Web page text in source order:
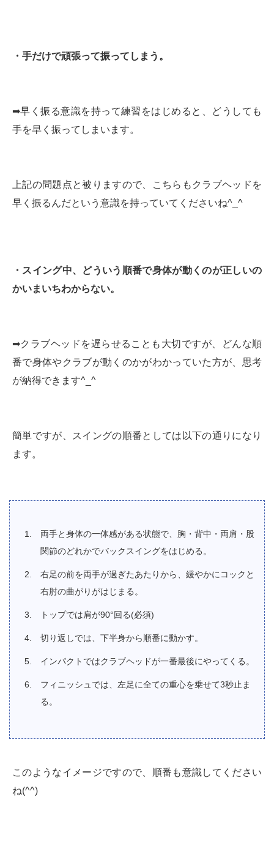
・手だけで頑張って振ってしまう。
➡︎早く振る意識を持って練習をはじめると、どうしても
手を早く振ってしまいます。
上記の問題点と被りますので、こちらもクラブヘッドを
早く振るんだという意識を持っていてくださいね^_^
・スイング中、どういう順番で身体が動くのが正しいの
かいまいちわからない。
➡︎クラブヘッドを遅らせることも大切ですが、どんな順
番で身体やクラブが動くのかがわかっていた方が、思考
が納得できます^_^
簡単ですが、スイングの順番としては以下の通りになり
ます。
両手と身体の一体感がある状態で、胸・背中・両肩・股
関節のどれかでバックスイングをはじめる。
右足の前を両手が過ぎたあたりから、緩やかにコックと
右肘の曲がりがはじまる。
トップでは肩が90°回る(必須)
切り返しでは、下半身から順番に動かす。
インパクトではクラブヘッドが一番最後にやってくる。
フィニッシュでは、左足に全ての重心を乗せて3秒止ま
る。
このようなイメージですので、順番も意識してください
ね(^^)